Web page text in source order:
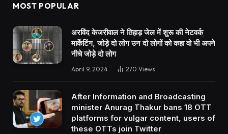
MOST POPULAR
अरविंद केजरीवाल ने तिहाड़ जेल में शुरू की नेटवर्क
मार्केटिंग, जोड़े दो लोग उन दो लोगों को कहा वो भी अपने
नीचे जोड़े दो लोग
April 9, 2024 270 Views
After Information and Broadcasting
minister Anurag Thakur bans 18 OTT
platforms for vulgar content, users of
these OTTs join Twitter